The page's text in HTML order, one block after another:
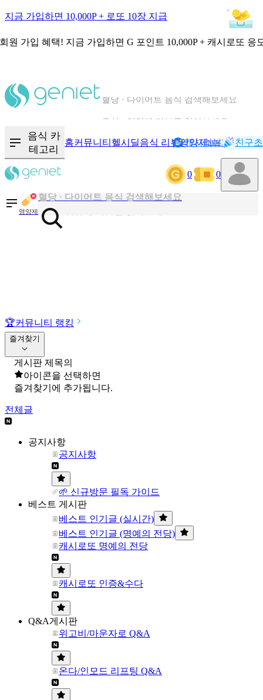
지금 가입하면 10,000P + 로또 10장 지급
원 가입 혜택! 지금 가입하면 G 포인트 10,000P + 캐시로또 응
음식 카
테고리
홈커뮤니티 헬시딜음식 리뷰영양제NEW기록
캐시리뷰 친구
0 0
영양제
칼로리와 영양성분을 검색해보세요
혈당 · 다이어트 음식 검색해보세요
음식 · 영양제 리뷰를 찾아보세요
🏆커뮤니티 랭킹
즐겨찾기
게시판 제목의
아이콘을 선택하면
즐겨찾기에 추가됩니다.
전체글
공지사항
공지사항
🌱 신규방문 필독 가이드
베스트 게시판
베스트 인기글 (실시간)
베스트 인기글 (명예의 전당)
캐시로또 명예의 전당
캐시로또 인증&수다
Q&A게시판
위고비/마운자로 Q&A
온다/인모드 리프팅 Q&A